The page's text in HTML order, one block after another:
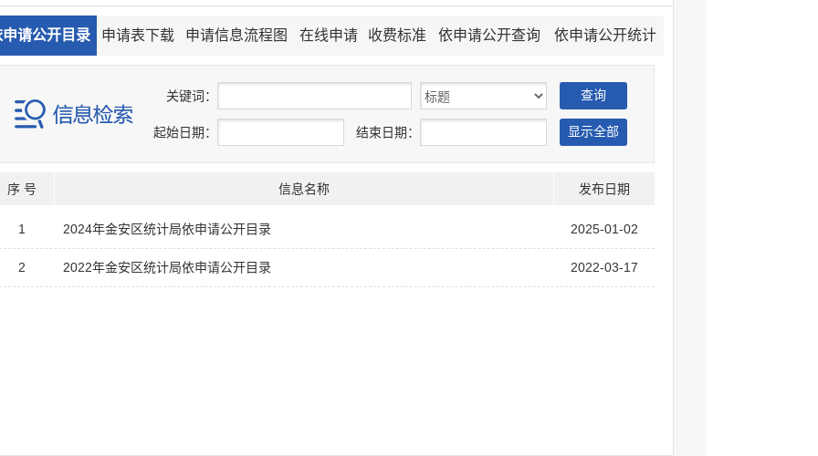
请公开目录 申请表下载 申请信息流程图 在线申请 收费标准 依申请公开查询 依申请公开统计
关键词：
起始日期： 结束日期：
发布日期
序 号 信息名称
2025-01-02
1 2024年金安区统计局依申请公开目录
2022-03-17
2 2022年金安区统计局依申请公开目录